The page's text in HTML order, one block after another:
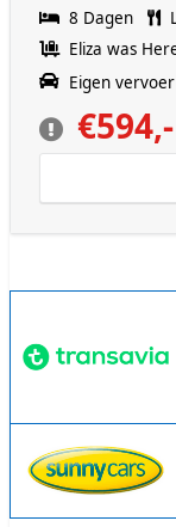
8 Dagen
Eliza was
Eigen vervoer
€594,-